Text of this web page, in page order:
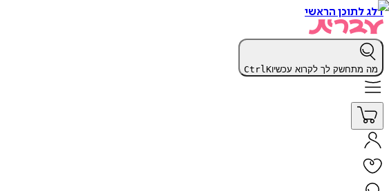
דלג לתוכן הראשי
מה מתחשק לך לקרוא עכשיו CtrlK